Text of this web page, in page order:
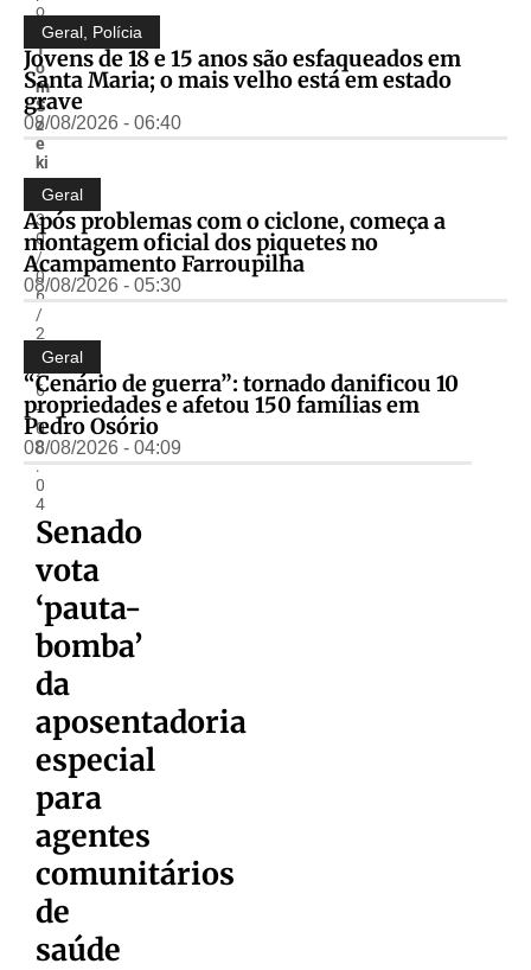
o
T
o
m
S
z
e
ki
r
3
0
/
0
6
/
2
0
2
6
-
0
8
:
0
4
Senado
vota
‘pauta-
bomba’
da
aposentadoria
especial
para
agentes
comunitários
de
saúde
Geral Polícia
Jovens de 18 e 15 anos são esfaqueados em
Santa Maria; o mais velho está em estado
grave
08/08/2026 - 06:40
Geral
Após problemas com o ciclone, começa a
montagem oficial dos piquetes no
Acampamento Farroupilha
08/08/2026 - 05:30
Geral
“Cenário de guerra”: tornado danificou 10
propriedades e afetou 150 famílias em
Pedro Osório
08/08/2026 - 04:09